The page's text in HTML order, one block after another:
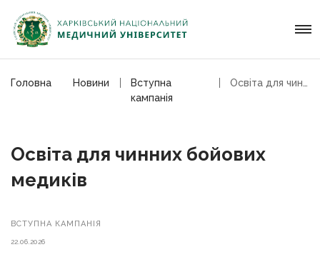
Головна Новини
Вступна
кампанія
Освіта для чинних бойових
медиків
ВСТУПНА КАМПАНІЯ
22.06.2026